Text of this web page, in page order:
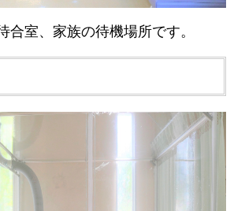
合室、家族の待機場所です。